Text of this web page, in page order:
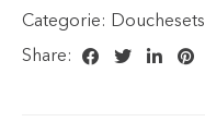
Categorie: Douchesets
Share: